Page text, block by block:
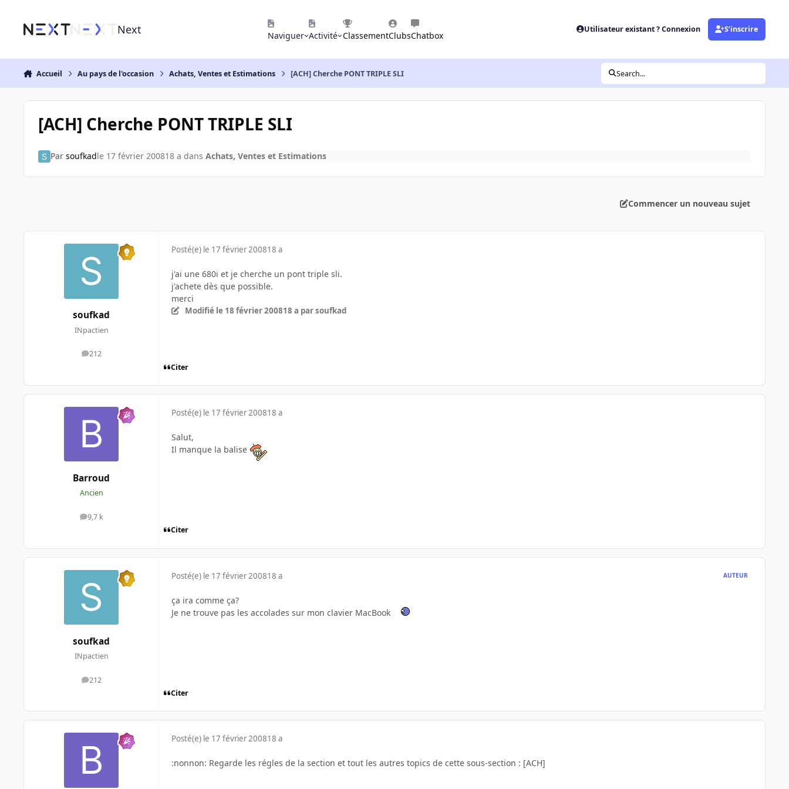
Next Naviguer Activité ClassementClubsChatbox
Utilisateur existant ? Connexion S’inscrire
Accueil Au pays de l'occasion Achats, Ventes et Estimations [ACH] Cherche PONT TRIPLE SLI Search...
[ACH] Cherche PONT TRIPLE SLI
Par soufkadle 17 février 200818 a dans Achats, Ventes et Estimations
Commencer un nouveau sujet
soufkad
INpactien
212
messages
Posté(e) le 17 février 200818 a
j'ai une 680i et je cherche un pont triple sli.
j'achete dès que possible.
merci
Modifié le 18 février 200818 a par soufkad
Citer
Barroud
Ancien
9,7 k
messages
Posté(e) le 17 février 200818 a
Salut,
Il manque la balise
Citer
soufkad
INpactien
212
messages
Posté(e) le 17 février 200818 a AUTEUR
ça ira comme ça?
Je ne trouve pas les accolades sur mon clavier MacBook
Citer
Posté(e) le 17 février 200818 a
:nonnon: Regarde les régles de la section et tout les autres topics de cette sous-section : [ACH]